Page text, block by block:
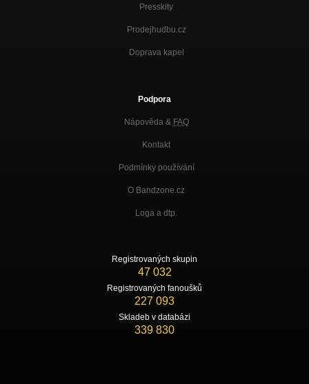
Presskity
Prodejhudbu.cz
Doprava kapel
Podpora
Nápověda & FAQ
Kontakt
Podmínky používání
O Bandzone.cz
Loga a dtp.
Registrovaných skupin
47 032
Registrovaných fanoušků
227 093
Skladeb v databázi
339 830